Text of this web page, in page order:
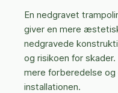
En nedgravet
giver en mere
nedgravede
og risikoen for
mere forberedelse
installationen.